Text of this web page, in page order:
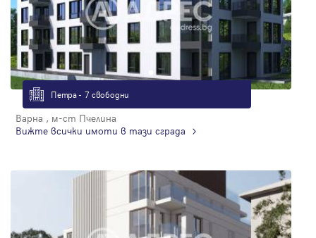
Петра - 7 свободни
Варна , м-ст Пчелина
Вижте всички имоти в тази сграда